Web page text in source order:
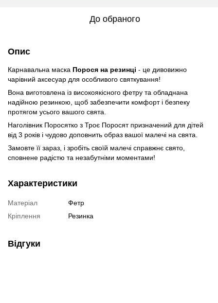
До обраного
Опис
Карнавальна маска Порося на резинці - це дивовижно
чарівний аксесуар для особливого святкування!
Вона виготовлена із високоякісного фетру та обладнана
надійною резинкою, щоб забезпечити комфорт і безпеку
протягом усього вашого свята.
Наголівник Поросятко з Троє Поросят призначений для дітей
від 3 років і чудово доповнить образ вашої малечі на свята.
Замовте її зараз, і зробіть своїй малечі справжнє свято,
сповнене радістю та незабутніми моментами!
Характеристики
Матеріал
Фетр
Кріплення
Резинка
Відгуки